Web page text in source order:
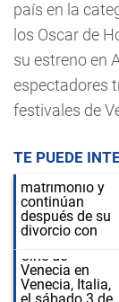
país en la
los Oscar de
su estreno en
espectadores
festivales de
TE PUEDE